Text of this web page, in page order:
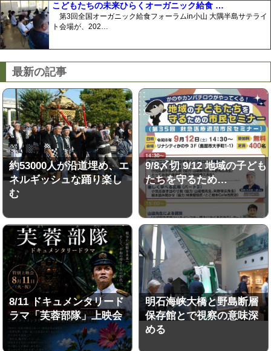
こどもたちの未来ひらくオーガニック給食 …
第3回全国オーガニック給食フォーラムin小山 大隅半島サテライ
ト会場が、202…
最新の記事
約53000人が沿道埋め、エ
ネルギッシュな踊り楽し
む
9/8〆切 9/12 地域の子ども
たちを守るため…
8/11 ドキュメンタリード
ラマ「芙蓉部隊」上映会
明石海峡大橋と野島断層
保存館とで視察の意味深
める